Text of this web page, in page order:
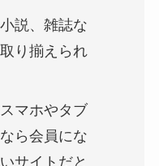
説、雑誌な
り揃えられ
マホやタブ
ら会員にな
サイトだと